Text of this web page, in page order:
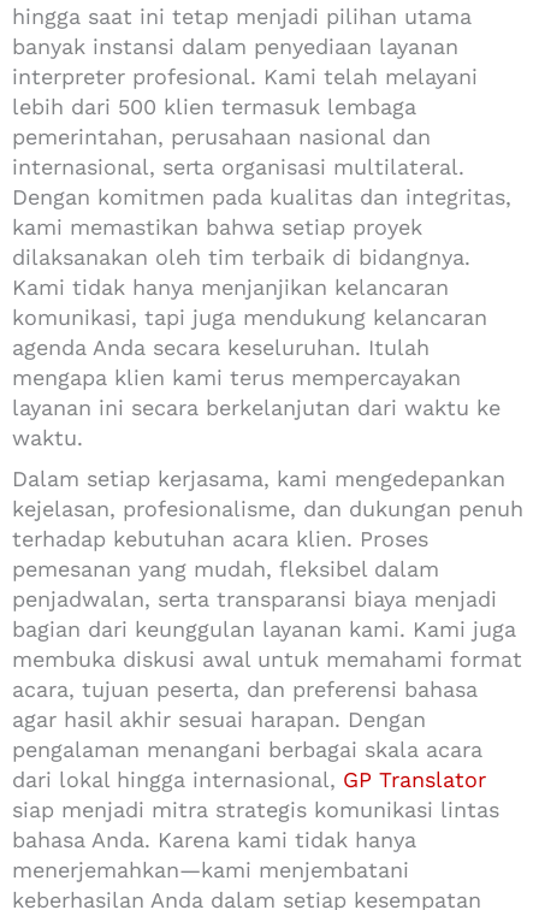
hingga saat ini tetap menjadi pilihan utama
banyak instansi dalam penyediaan layanan
interpreter profesional. Kami telah melayani
lebih dari 500 klien termasuk lembaga
pemerintahan, perusahaan nasional dan
internasional, serta organisasi multilateral.
Dengan komitmen pada kualitas dan integritas,
kami memastikan bahwa setiap proyek
dilaksanakan oleh tim terbaik di bidangnya.
Kami tidak hanya menjanjikan kelancaran
komunikasi, tapi juga mendukung kelancaran
agenda Anda secara keseluruhan. Itulah
mengapa klien kami terus mempercayakan
layanan ini secara berkelanjutan dari waktu ke
waktu.
Dalam setiap kerjasama, kami mengedepankan
kejelasan, profesionalisme, dan dukungan penuh
terhadap kebutuhan acara klien. Proses
pemesanan yang mudah, fleksibel dalam
penjadwalan, serta transparansi biaya menjadi
bagian dari keunggulan layanan kami. Kami juga
membuka diskusi awal untuk memahami format
acara, tujuan peserta, dan preferensi bahasa
agar hasil akhir sesuai harapan. Dengan
pengalaman menangani berbagai skala acara
dari lokal hingga internasional, GP Translator
siap menjadi mitra strategis komunikasi lintas
bahasa Anda. Karena kami tidak hanya
menerjemahkan—kami menjembatani
keberhasilan Anda dalam setiap kesempatan